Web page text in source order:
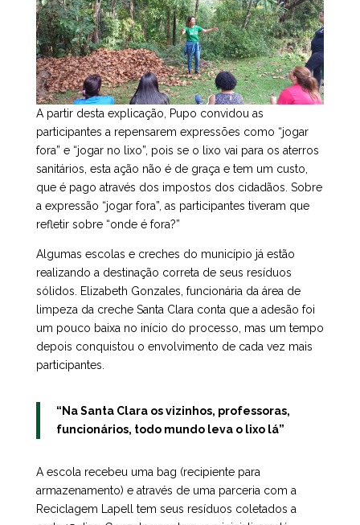
A partir desta explicação, Pupo convidou as
participantes a repensarem expressões como “jogar
fora” e “jogar no lixo”, pois se o lixo vai para os aterros
sanitários, esta ação não é de graça e tem um custo,
que é pago através dos impostos dos cidadãos. Sobre
a expressão “jogar fora”, as participantes tiveram que
refletir sobre “onde é fora?”
Algumas escolas e creches do município já estão
realizando a destinação correta de seus resíduos
sólidos. Elizabeth Gonzales, funcionária da área de
limpeza da creche Santa Clara conta que a adesão foi
um pouco baixa no início do processo, mas um tempo
depois conquistou o envolvimento de cada vez mais
participantes.
“Na Santa Clara os vizinhos, professoras,
funcionários, todo mundo leva o lixo lá”
A escola recebeu uma bag (recipiente para
armazenamento) e através de uma parceria com a
Reciclagem Lapell tem seus resíduos coletados a